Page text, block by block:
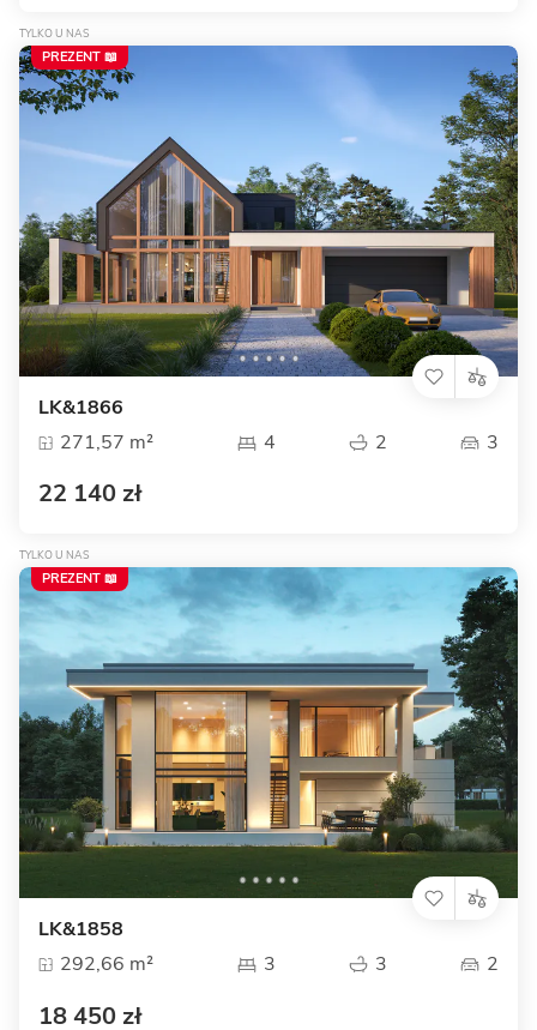
TYLKO U NAS
LK&1866
271,57 m²
4 2 3
22 140 zł
PREZENT 📖
TYLKO U NAS
LK&1858
292,66 m²
3 3 2
18 450 zł
PREZENT 📖